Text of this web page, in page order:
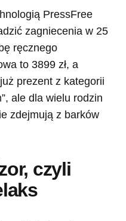
PressFree
zagniecenia w 25
ręcznego
to 3899 zł, a
prezent z kategorii
ale dla wielu rodzin
zdejmują z barków
czyli